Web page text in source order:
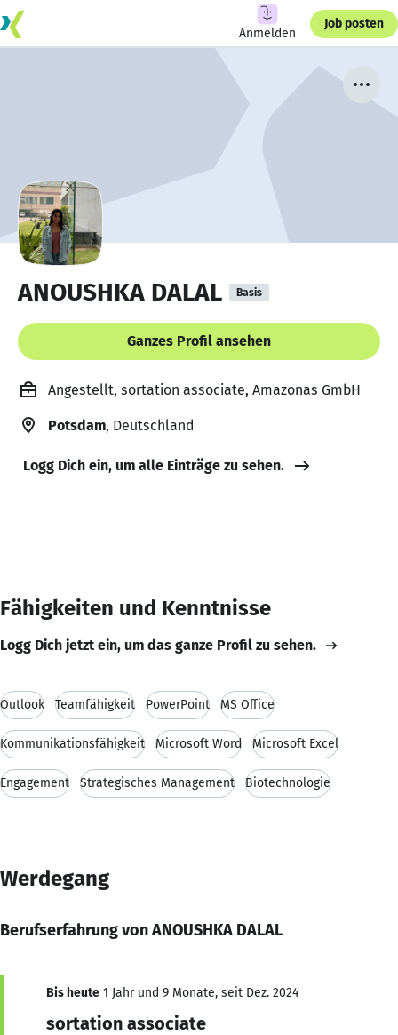
Anmelden
Job posten
ANOUSHKA DALAL Basis
Ganzes Profil ansehen
Angestellt, sortation associate, Amazonas GmbH
Potsdam, Deutschland
Logg Dich ein, um alle Einträge zu sehen.
Fähigkeiten und Kenntnisse
Logg Dich jetzt ein, um das ganze Profil zu sehen.
Outlook Teamfähigkeit PowerPoint MS Office
Kommunikationsfähigkeit Microsoft Word Microsoft Excel
Engagement Strategisches Management Biotechnologie
Werdegang
Berufserfahrung von ANOUSHKA DALAL
Bis heute 1 Jahr und 9 Monate, seit Dez. 2024
sortation associate